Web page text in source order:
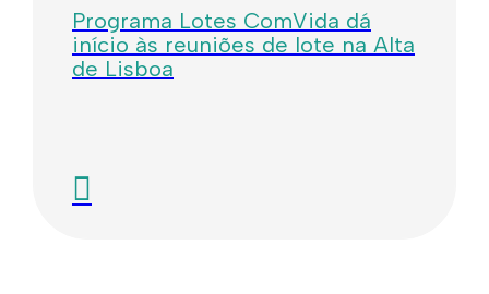
Programa Lotes ComVida dá
início às reuniões de lote na Alta
de Lisboa